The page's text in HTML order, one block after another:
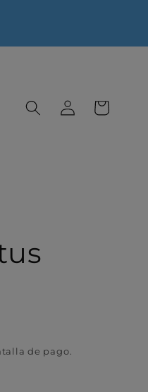
Iniciar
sesión
Carrito
de pago.